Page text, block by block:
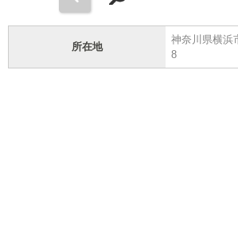
所在地
神奈川県横浜
8